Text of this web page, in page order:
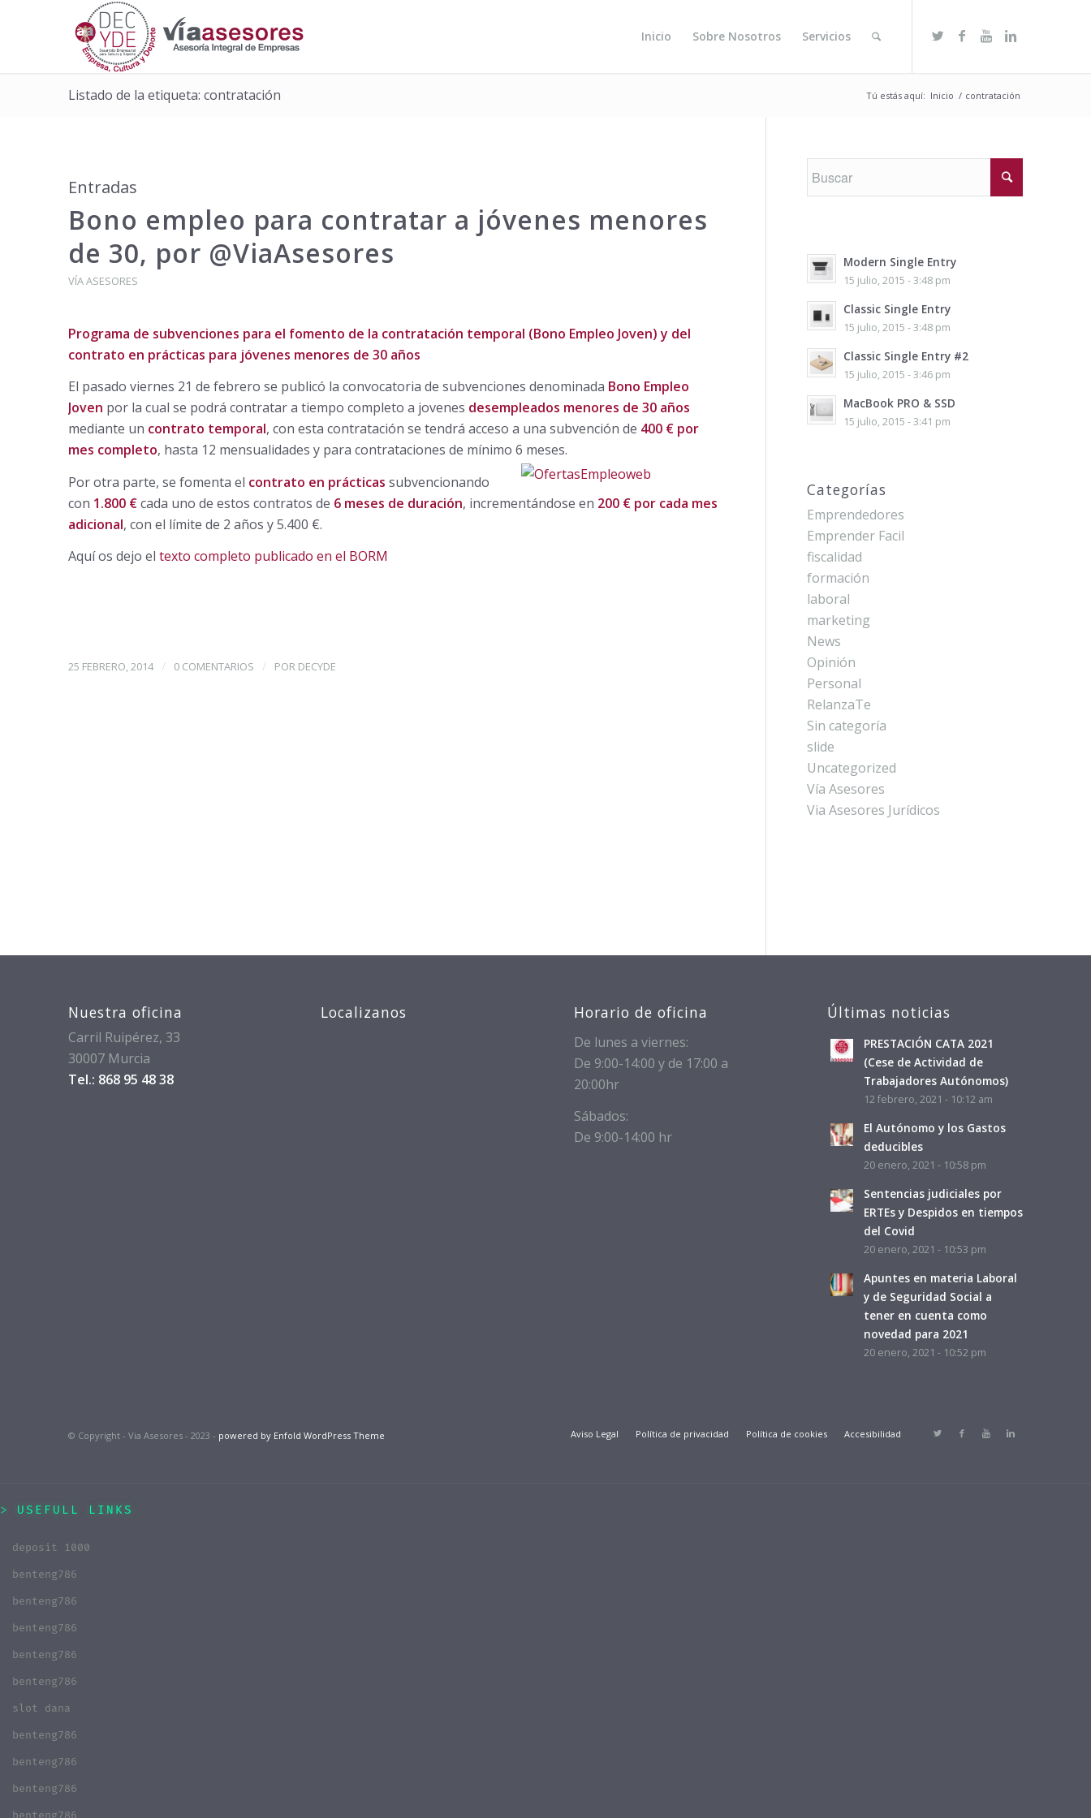
Inicio Sobre Nosotros Servicios
Listado de la etiqueta: contratación Tú estás aquí: Inicio / contratación
Entradas
Bono empleo para contratar a jóvenes menores
de 30, por @ViaAsesores
VÍA ASESORES
Programa de subvenciones para el fomento de la contratación temporal (Bono Empleo Joven) y del
contrato en prácticas para jóvenes menores de 30 años
El pasado viernes 21 de febrero se publicó la convocatoria de subvenciones denominada Bono Empleo
Joven por la cual se podrá contratar a tiempo completo a jovenes desempleados menores de 30 años
mediante un contrato temporal, con esta contratación se tendrá acceso a una subvención de 400 € por
mes completo, hasta 12 mensualidades y para contrataciones de mínimo 6 meses.
Por otra parte, se fomenta el contrato en prácticas subvencionando
con 1.800 €cada uno de estos contratos de 6 meses de duración, incrementándose en 200 € por cada mes
adicional, con el límite de 2 años y 5.400 €.
Aquí os dejo el texto completo publicado en el BORM
25 FEBRERO, 2014 / 0 COMENTARIOS / POR DECYDE
Modern Single Entry
15 julio, 2015 - 3:48 pm
Classic Single Entry
15 julio, 2015 - 3:48 pm
Classic Single Entry #2
15 julio, 2015 - 3:46 pm
MacBook PRO & SSD
15 julio, 2015 - 3:41 pm
Categorías
Emprendedores
Emprender Facil
fiscalidad
formación
laboral
marketing
News
Opinión
Personal
RelanzaTe
Sin categoría
slide
Uncategorized
Vía Asesores
Via Asesores Jurídicos
Nuestra oficina
Carril Ruipérez, 33
30007 Murcia
Tel.: 868 95 48 38
Localizanos Horario de oficina
De lunes a viernes:
De 9:00-14:00 y de 17:00 a
20:00hr
Sábados:
De 9:00-14:00 hr
Últimas noticias
PRESTACIÓN CATA 2021
(Cese de Actividad de
Trabajadores Autónomos)
12 febrero, 2021 - 10:12 am
El Autónomo y los Gastos
deducibles
20 enero, 2021 - 10:58 pm
Sentencias judiciales por
ERTEs y Despidos en tiempos
del Covid
20 enero, 2021 - 10:53 pm
Apuntes en materia Laboral
y de Seguridad Social a
tener en cuenta como
novedad para 2021
20 enero, 2021 - 10:52 pm
© Copyright - Via Asesores - 2023 - powered by Enfold WordPress Theme Aviso Legal Política de privacidad Política de cookies Accesibilidad
USEFULL LINKS
deposit 1000
benteng786
benteng786
benteng786
benteng786
benteng786
slot dana
benteng786
benteng786
benteng786